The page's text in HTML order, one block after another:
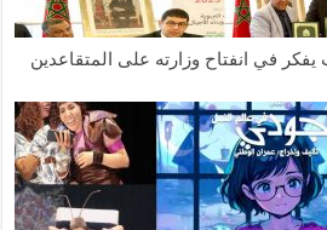
يفكر في انفتاح وزارته على المتقاعدين